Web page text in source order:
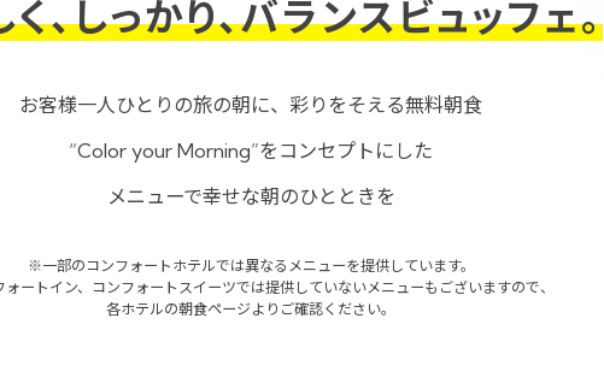
、しっかり、バランスビュッフェ。
お客様一人ひとりの旅の朝に、 彩りをそえる無料朝食
“Color your Morning”をコンセプトにした
メニューで幸せな朝のひとときを
※一部のコンフォートホテルでは異なるメニューを提供しています。
ートイン、コンフォートスイーツでは提供していないメニューもございますので、
各ホテルの朝食ページよりご確認ください。